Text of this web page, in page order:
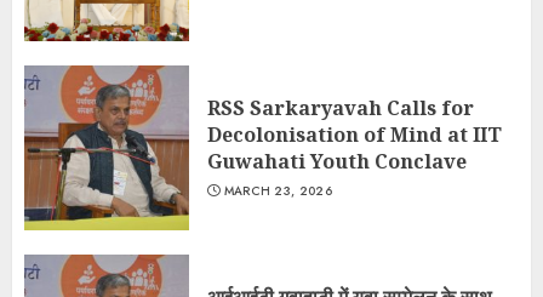
RSS Sarkaryavah Calls for
Decolonisation of Mind at IIT
Guwahati Youth Conclave
MARCH 23, 2026